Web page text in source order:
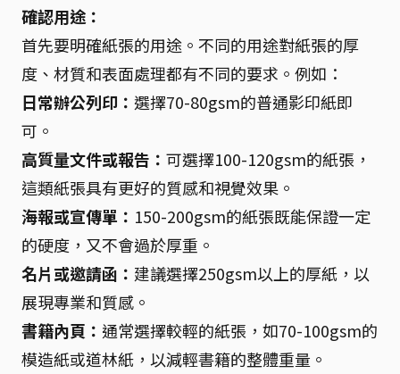
確認用途：
首先要明確紙張的用途。不同的用途對紙張的厚
度、材質和表面處理都有不同的要求。例如：
日常辦公列印： 選擇70-80gsm的普通影印紙即
可。
高質量文件或報告： 可選擇100-120gsm的紙張，
這類紙張具有更好的質感和視覺效果。
海報或宣傳單： 150-200gsm的紙張既能保證一定
的硬度，又不會過於厚重。
名片或邀請函： 建議選擇250gsm以上的厚紙，以
展現專業和質感。
書籍內頁： 通常選擇較輕的紙張，如70-100gsm的
模造紙或道林紙，以減輕書籍的整體重量。